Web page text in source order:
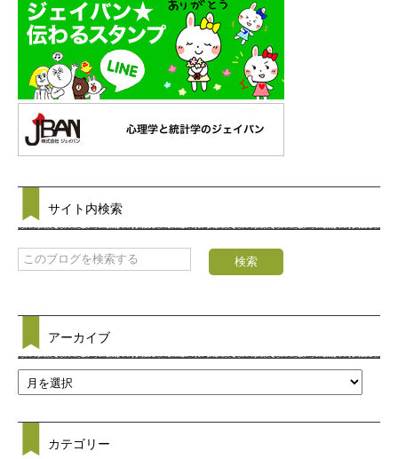
サイト内検索
アーカイブ
カテゴリー